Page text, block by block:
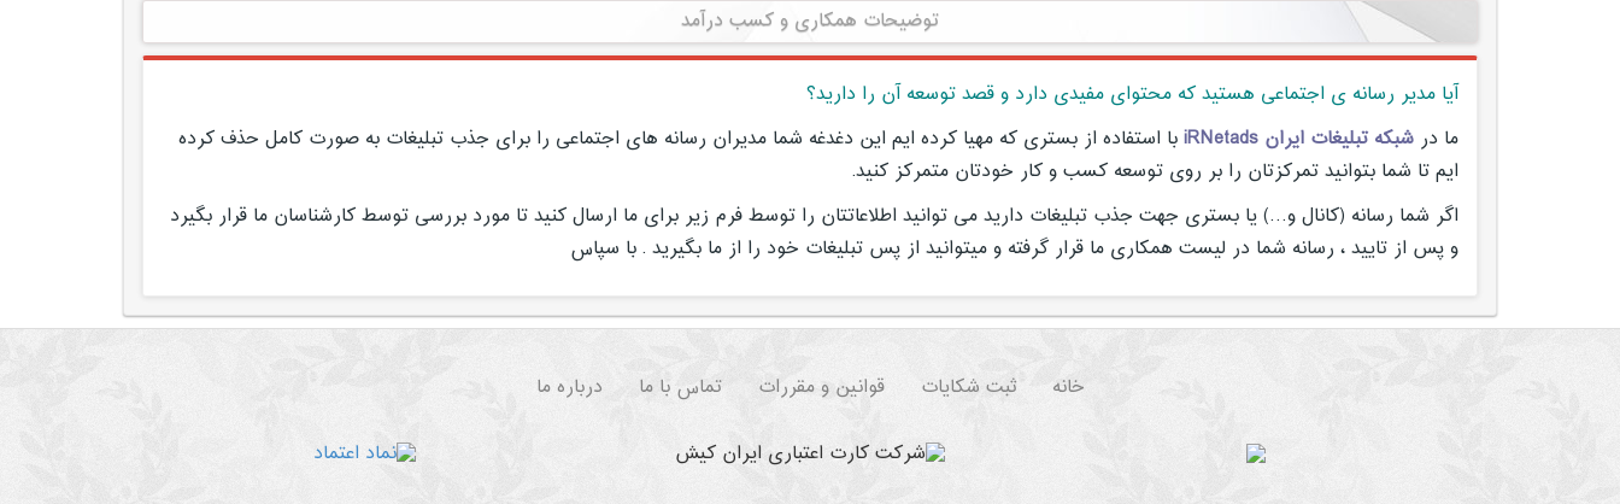
توضیحات همکاری و کسب درآمد
آیا مدیر رسانه ی اجتماعی هستید که محتوای مفیدی دارد و قصد توسعه آن را دارید؟
ما در شبکه تبلیغات ایران iRNetads
با استفاده از بستری که مهیا کرده ایم این دغدغه شما مدیران رسانه های اجتماعی را برای جذب تبلیغات به صورت کامل حذف کرده
ایم تا شما بتوانید تمرکزتان را بر روی توسعه کسب و کار خودتان متمرکز کنید.
اگر شما رسانه (کانال و…) یا بستری جهت جذب تبلیغات دارید می توانید اطلاعاتتان را توسط فرم زیر برای ما ارسال کنید تا مورد بررسی توسط کارشناسان ما قرار بگیرد
و پس از تایید ، رسانه شما در لیست همکاری ما قرار گرفته و میتوانید از پس تبلیغات خود را از ما بگیرید . با سپاس
خانه ثبت شکایات قوانین و مقررات تماس با ما درباره ما